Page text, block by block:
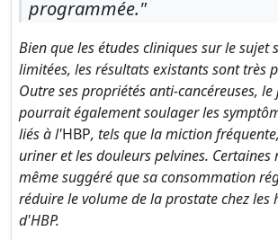
programmée."
Bien que les études cliniques sur le sujet
limitées, les résultats existants sont très
Outre ses propriétés anti-cancéreuses,
pourrait également soulager les
liés à l'HBP, tels que la miction
uriner et les douleurs pelvines. Certaines
même suggéré que sa consommation
réduire le volume de la prostate chez les
d'HBP.